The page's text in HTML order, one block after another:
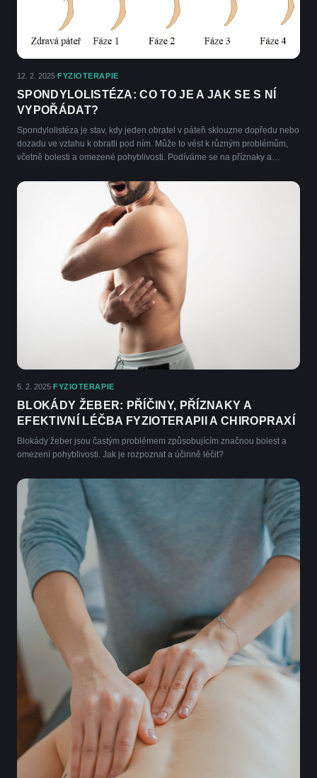
12. 2. 2025·FYZIOTERAPIE
SPONDYLOLISTÉZA: CO TO JE A JAK SE S NÍ
VYPOŘÁDAT?
Spondylolistéza je stav, kdy jeden obratel v páteři sklouzne dopředu nebo
dozadu ve vztahu k obratli pod ním. Může to vést k různým problémům,
včetně bolesti a omezené pohyblivosti. Podíváme se na příznaky a
5. 2. 2025·FYZIOTERAPIE
BLOKÁDY ŽEBER: PŘÍČINY, PŘÍZNAKY A
EFEKTIVNÍ LÉČBA FYZIOTERAPII A CHIROPRAXÍ
Blokády žeber jsou častým problémem způsobujícím značnou bolest a
omezení pohyblivosti. Jak je rozpoznat a účinně léčit?